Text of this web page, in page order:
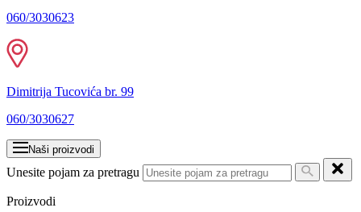
060/3030623
Dimitrija Tucovića br. 99
060/3030627
Naši proizvodi
Unesite pojam za pretragu
Proizvodi